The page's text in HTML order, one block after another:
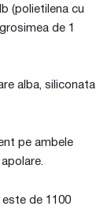
(polietilena cu
de 1
alba, siliconata
pe ambele
de 1100